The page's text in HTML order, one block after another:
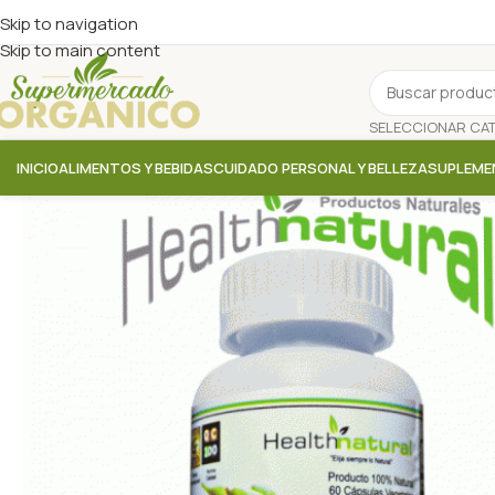
Skip to navigation
Skip to main content
INICIOALIMENTOS Y BEBIDASCUIDADO PERSONAL Y BELLEZA